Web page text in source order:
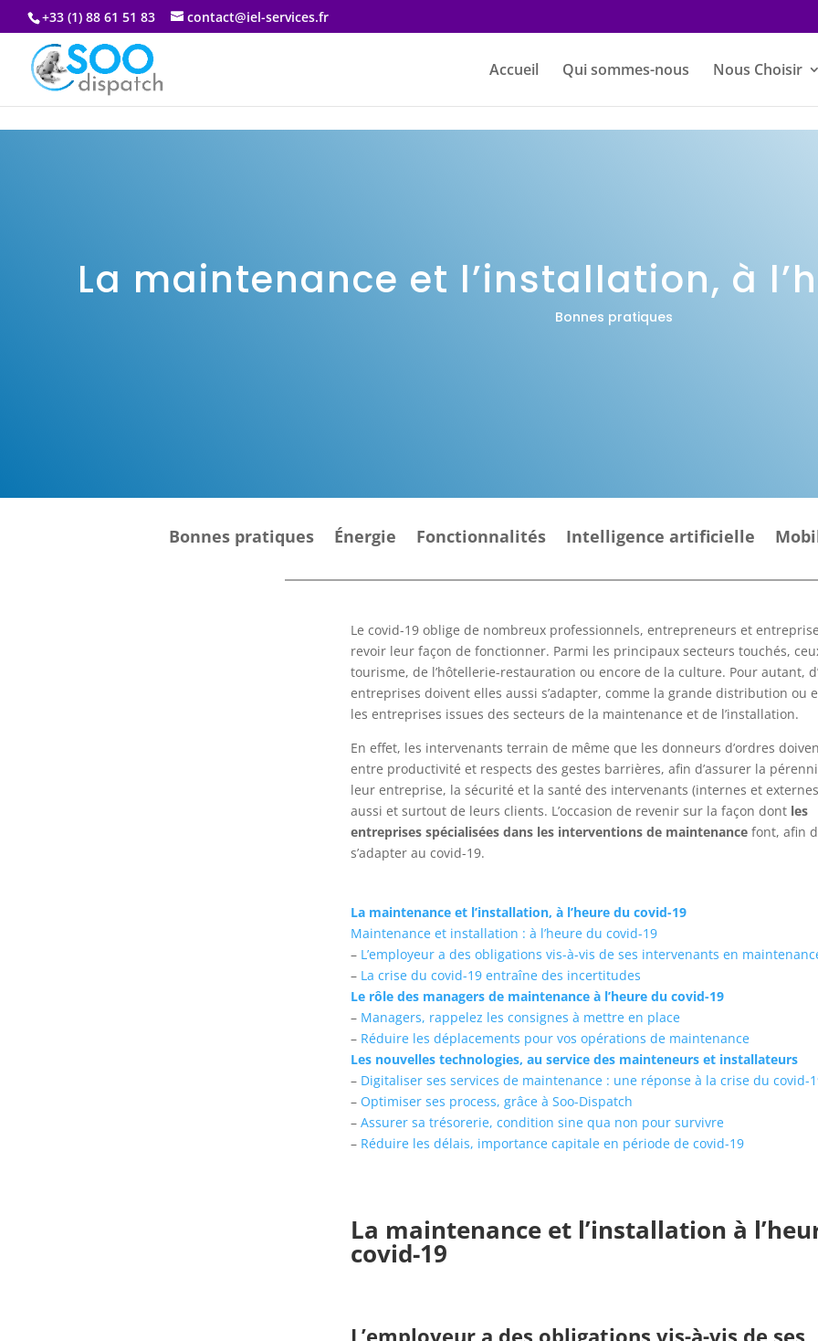
+33 (1) 88 61 51 83 contact@iel-services.fr
Accueil Qui sommes-nous Nous Choisir
La maintenance et l’installation, à
Bonnes pratiques
Bonnes pratiques Énergie Fonctionnalités Intelligence artificielle
Le covid-19 oblige de nombreux professionnels, entrepreneurs et
revoir leur façon de fonctionner. Parmi les principaux secteurs touchés,
tourisme, de l’hôtellerie-restauration ou encore de la culture. Pour autant,
entreprises doivent elles aussi s’adapter, comme la grande distribution ou
les entreprises issues des secteurs de la maintenance et de l’installation.
En effet, les intervenants terrain de même que les donneurs d’ordres
entre productivité et respects des gestes barrières, afin d’assurer la
leur entreprise, la sécurité et la santé des intervenants (internes et
aussi et surtout de leurs clients. L’occasion de revenir sur la façon dont les
entreprises spécialisées dans les interventions de maintenancefont, afin
s’adapter au covid-19.
La maintenance et l’installation, à l’heure du covid-19
Maintenance et installation : à l’heure du covid-19
– L’employeur a des obligations vis-à-vis de ses intervenants en
– La crise du covid-19 entraîne des incertitudes
Le rôle des managers de maintenance à l’heure du covid-19
– Managers, rappelez les consignes à mettre en place
– Réduire les déplacements pour vos opérations de maintenance
Les nouvelles technologies, au service des mainteneurs et installateurs
– Digitaliser ses services de maintenance : une réponse à la crise du covid-
– Optimiser ses process, grâce à Soo-Dispatch
–Assurer sa trésorerie, condition sine qua non pour survivre
– Réduire les délais, importance capitale en période de covid-19
La maintenance et l’installation à
covid-19